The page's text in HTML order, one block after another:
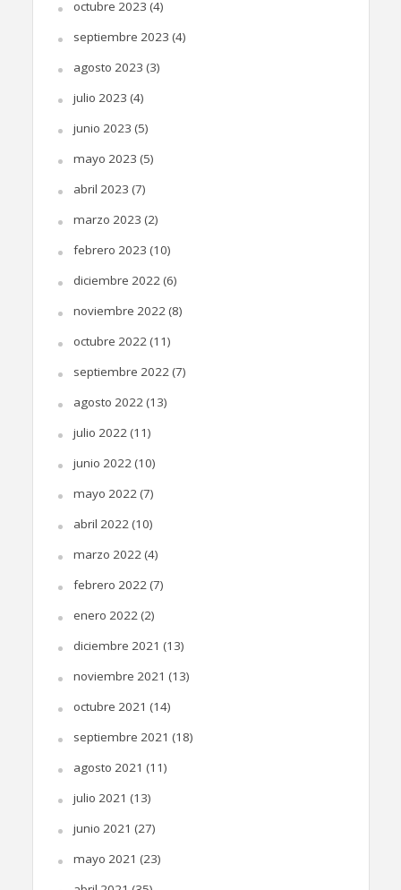
octubre 2023 (4)
septiembre 2023 (4)
agosto 2023 (3)
julio 2023 (4)
junio 2023 (5)
mayo 2023 (5)
abril 2023 (7)
marzo 2023 (2)
febrero 2023 (10)
diciembre 2022(6)
noviembre 2022(8)
octubre 2022(11)
septiembre 2022(7)
agosto 2022(13)
julio 2022(11)
junio 2022(10)
mayo 2022(7)
abril 2022(10)
marzo 2022(4)
febrero 2022(7)
enero 2022(2)
diciembre 2021 (13)
noviembre 2021 (13)
octubre 2021 (14)
septiembre 2021 (18)
agosto 2021 (11)
julio 2021 (13)
junio 2021 (27)
mayo 2021 (23)